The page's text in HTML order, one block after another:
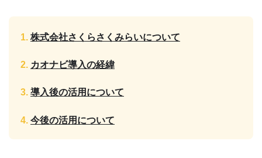
株式会社さくらさくみらいについて
カオナビ導入の経緯
導入後の活用について
今後の活用について